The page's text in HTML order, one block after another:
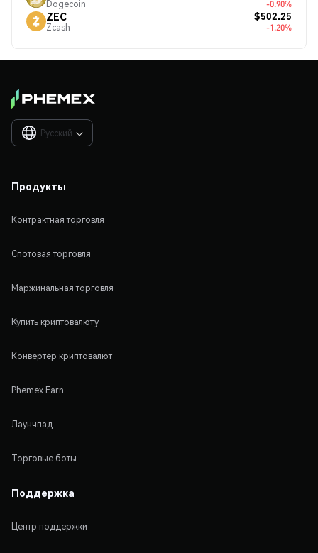
Dogecoin -0.90%
ZEC
Zcash
$502.25
-1.20%
Русский 
Продукты
Контрактная торговля
Спотовая торговля
Маржинальная торговля
Купить криптовалюту
Конвертер криптовалют
Phemex Earn
Лаунчпад
Торговые боты
Поддержка
Центр поддержки